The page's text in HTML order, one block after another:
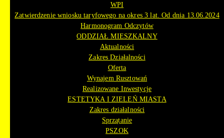
WPI
Zatwierdzenie wniosku taryfowego na okres 3 lat. Od dnia 13.06.2024
Harmonogram Odczytów
ODDZIAŁ MIESZKALNY
Aktualności
Zakres Działalności
Oferta
Wynajem Rusztowań
Realizowane Inwestycje
ESTETYKA I ZIELEŃ MIASTA
Zakres działalności
Sprzątanie
PSZOK